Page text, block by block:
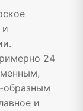
и
24
образным
и